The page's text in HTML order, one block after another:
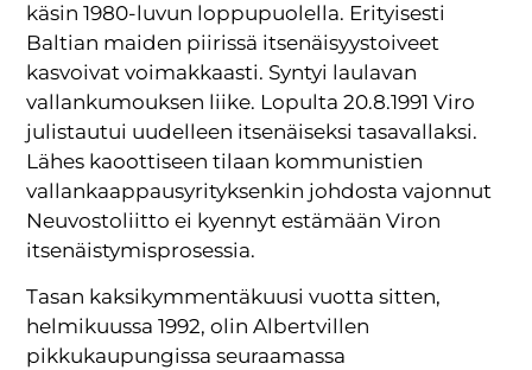
käsin 1980-luvun loppupuolella. Erityisesti
Baltian maiden piirissä itsenäisyystoiveet
kasvoivat voimakkaasti. Syntyi laulavan
vallankumouksen liike. Lopulta 20.8.1991 Viro
julistautui uudelleen itsenäiseksi tasavallaksi.
Lähes kaoottiseen tilaan kommunistien
vallankaappausyrityksenkin johdosta vajonnut
Neuvostoliitto ei kyennyt estämään Viron
itsenäistymisprosessia.
Tasan kaksikymmentäkuusi vuotta sitten,
helmikuussa 1992, olin Albertvillen
pikkukaupungissa seuraamassa